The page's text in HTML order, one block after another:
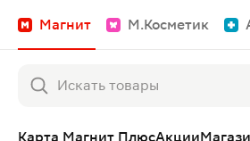
Магнит М.Косметик
Карта Магнит ПлюсАкции